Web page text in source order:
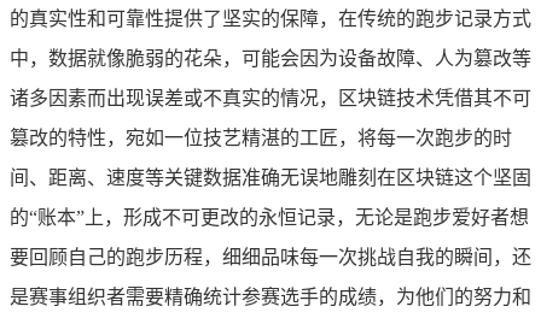
的真实性和可靠性提供了坚实的保障，在传统的跑步记录方式
中，数据就像脆弱的花朵，可能会因为设备故障、人为篡改等
诸多因素而出现误差或不真实的情况，区块链技术凭借其不可
篡改的特性，宛如一位技艺精湛的工匠，将每一次跑步的时
间、距离、速度等关键数据准确无误地雕刻在区块链这个坚固
的“账本”上，形成不可更改的永恒记录，无论是跑步爱好者想
要回顾自己的跑步历程，细细品味每一次挑战自我的瞬间，还
是赛事组织者需要精确统计参赛选手的成绩，为他们的努力和